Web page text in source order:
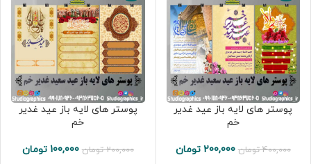
پوستر های لایه باز عید غدیر
خم
400,000 تومان 200,000 تومان
پوستر های لایه باز عید غدیر
خم
200,000 تومان 100,000 تومان